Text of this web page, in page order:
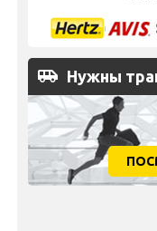
airport_shuttle Нужны